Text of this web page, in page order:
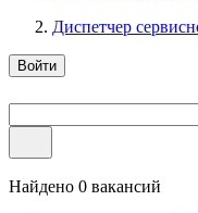
Диспетчер
Войти
Найдено 0 вакансий